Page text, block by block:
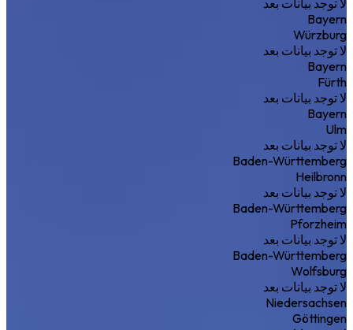
Bayern
Würzburg
لا توجد بيانات بعد
Bayern
Fürth
لا توجد بيانات بعد
Bayern
Ulm
لا توجد بيانات بعد
Baden-Württemberg
Heilbronn
لا توجد بيانات بعد
Baden-Württemberg
Pforzheim
لا توجد بيانات بعد
Baden-Württemberg
Wolfsburg
لا توجد بيانات بعد
Niedersachsen
Göttingen